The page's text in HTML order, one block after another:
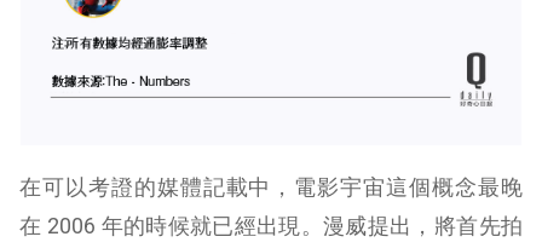
在可以考證的媒體記載中，電影宇宙這個概念最晚
在 2006 年的時候就已經出現。漫威提出，將首先拍